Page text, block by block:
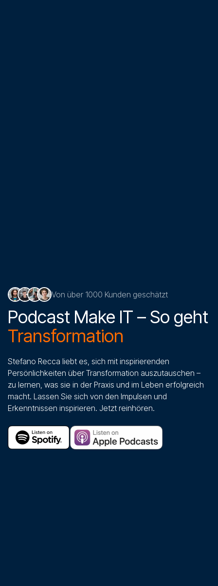
Von über 1000 Kunden geschätzt
Podcast Make IT – So geht
Transformation
Stefano Recca liebt es, sich mit inspirierenden
Persönlichkeiten über Transformation auszutauschen –
zu lernen, was sie in der Praxis und im Leben erfolgreich
macht. Lassen Sie sich von den Impulsen und
Erkenntnissen inspirieren. Jetzt reinhören.